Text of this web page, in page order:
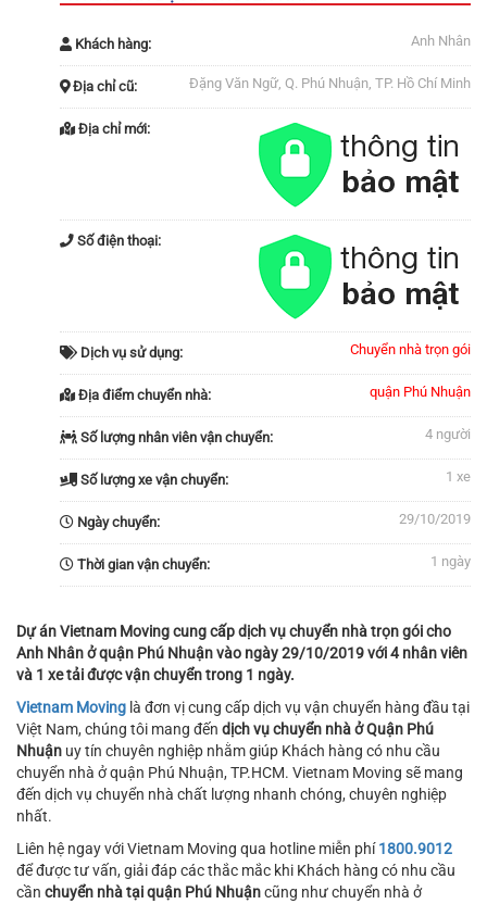
Khách hàng: Anh Nhân
Địa chỉ cũ: Đặng Văn Ngữ, Q. Phú Nhuận, TP. Hồ Chí Minh
Địa chỉ mới:
Số điện thoại:
Dịch vụ sử dụng: Chuyển nhà trọn gói
Địa điểm chuyển nhà: quận Phú Nhuận
Số lượng nhân viên vận chuyển: 4 người
Số lượng xe vận chuyển: 1 xe
Ngày chuyển: 29/10/2019
Thời gian vận chuyển: 1 ngày
Dự án Vietnam Moving cung cấp dịch vụ chuyển nhà trọn gói cho
Anh Nhân ở quận Phú Nhuận vào ngày 29/10/2019 với 4 nhân viên
và 1 xe tải được vận chuyển trong 1 ngày.
Vietnam Moving là đơn vị cung cấp dịch vụ vận chuyển hàng đầu tại
Việt Nam, chúng tôi mang đến dịch vụ chuyển nhà ở Quận Phú
Nhuận uy tín chuyên nghiệp nhằm giúp Khách hàng có nhu cầu
chuyển nhà ở quận Phú Nhuận, TP.HCM. Vietnam Moving sẽ mang
đến dịch vụ chuyển nhà chất lượng nhanh chóng, chuyên nghiệp
nhất.
Liên hệ ngay với Vietnam Moving qua hotline miễn phí1800.9012
để được tư vấn, giải đáp các thắc mắc khi Khách hàng có nhu cầu
cần chuyển nhà tại quận Phú Nhuậncũng như chuyển nhà ở